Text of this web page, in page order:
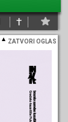
†
ZATVORI OGLAS